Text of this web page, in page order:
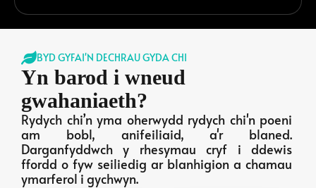
BYD GYFAI'N DECHRAU GYDA CHI
Yn barod i wneud
gwahaniaeth?
Rydych chi’n yma oherwydd rydych chi'n poeni
am bobl, anifeiliaid, a'r blaned.
Darganfyddwch y rhesymau cryf i ddewis
ffordd o fyw seiliedig ar blanhigion a chamau
ymarferol i gychwyn.